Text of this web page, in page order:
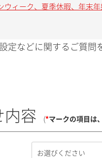
ウィーク、夏季休暇、年末
定などに関するご質問
内容 (*マークの項目は